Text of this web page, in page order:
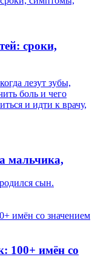
сроки,
лезут зубы,
боль и чего
и идти к врачу,
мальчика,
сын.
100+ имён со